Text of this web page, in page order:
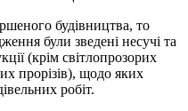
будівництва, то
були зведені несучі та
(крім світлопрозорих
прорізів), щодо яких
робіт.